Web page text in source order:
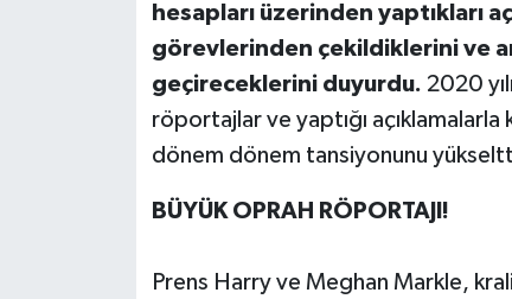
hesapları üzerinden yaptıkları
görevlerinden çekildiklerini ve
geçireceklerini duyurdu. 2020
röportajlar ve yaptığı açıklamalarla
dönem dönem tansiyonunu
BÜYÜK OPRAH RÖPORTAJI!
Prens Harry ve Meghan Markle,